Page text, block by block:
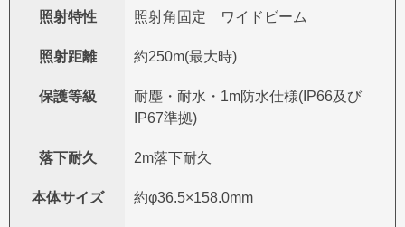
照射特性 照射角固定 ワイドビーム
照射距離 約250m(最大時)
保護等級
耐塵・耐水・1m防水仕様(IP66及び
IP67準拠)
落下耐久 2m落下耐久
本体サイズ 約φ36.5×158.0mm